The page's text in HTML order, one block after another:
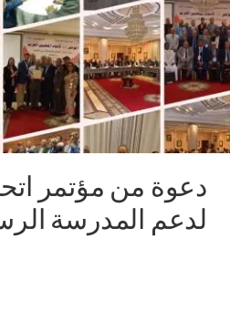
دعوة من مؤتمر
لدعم المدرسة